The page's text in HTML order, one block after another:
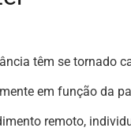
têm se tornado
em função da
remoto,